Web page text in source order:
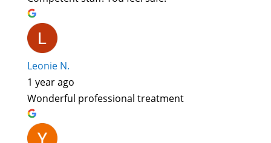
Leonie N.
1 year ago
Wonderful professional treatment